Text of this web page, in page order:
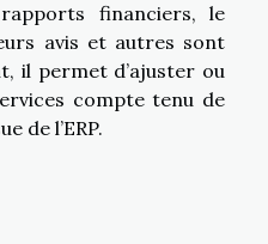
financiers, le
avis et autres sont
il permet d’ajuster ou
compte tenu de
de l’ERP.